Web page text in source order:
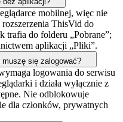
mobilnej, więc nie
ThisVid do
do folderu „Pobrane”;
aplikacji „Pliki”.
się zalogować?
logowania do serwisu
i działa wyłącznie z
Nie odblokowuje
dla członków, prywatnych